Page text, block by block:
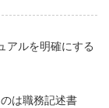
アルを明確にする
は職務記述書